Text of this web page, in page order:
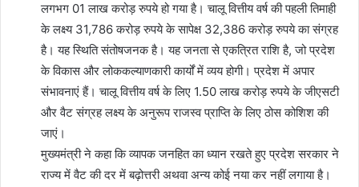
लगभग 01 लाख करोड़ रुपये हो गया है। चालू वित्तीय वर्ष की पहली तिमाही
के लक्ष्य 31,786 करोड़ रुपये के सापेक्ष 32,386 करोड़ रुपये का संग्रह
है। यह स्थिति संतोषजनक है। यह जनता से एकत्रित राशि है, जो प्रदेश
के विकास और लोककल्याणकारी कार्यों में व्यय होगी। प्रदेश में अपार
संभावनाएं हैं। चालू वित्तीय वर्ष के लिए 1.50 लाख करोड़ रुपये के जीएसटी
और वैट संग्रह लक्ष्य के अनुरूप राजस्व प्राप्ति के लिए ठोस कोशिश की
जाएं।
मुख्यमंत्री ने कहा कि व्यापक जनहित का ध्यान रखते हुए प्रदेश सरकार ने
राज्य में वैट की दर में बढ़ोत्तरी अथवा अन्य कोई नया कर नहीं लगाया है।